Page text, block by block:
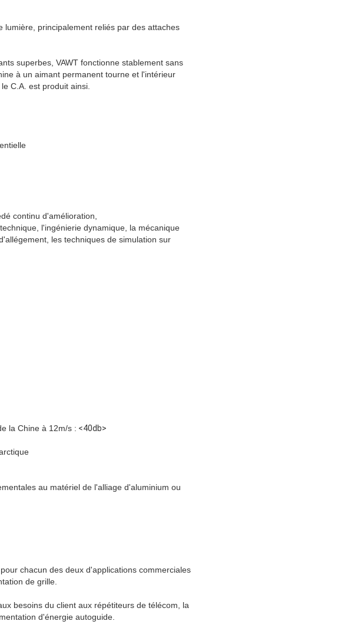
lumière, principalement reliés par des attaches
superbes, VAWT fonctionne stablement sans
à un aimant permanent tourne et l'intérieur
C.A. est produit ainsi.
continu d'amélioration,
l'ingénierie dynamique, la mécanique
les techniques de simulation sur
la Chine à 12m/s : <40db>
au matériel de l'alliage d'aluminium ou
chacun des deux d'applications commerciales
de grille.
besoins du client aux répétiteurs de télécom, la
d'énergie autoguide.